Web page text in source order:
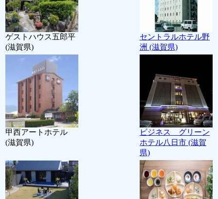
ゲストハウス五郎平
(滋賀県)
セントラルホテル野
洲 (滋賀県)
甲西アートホテル
(滋賀県)
ビジネス グリーン
ホテル八日市 (滋賀
県)